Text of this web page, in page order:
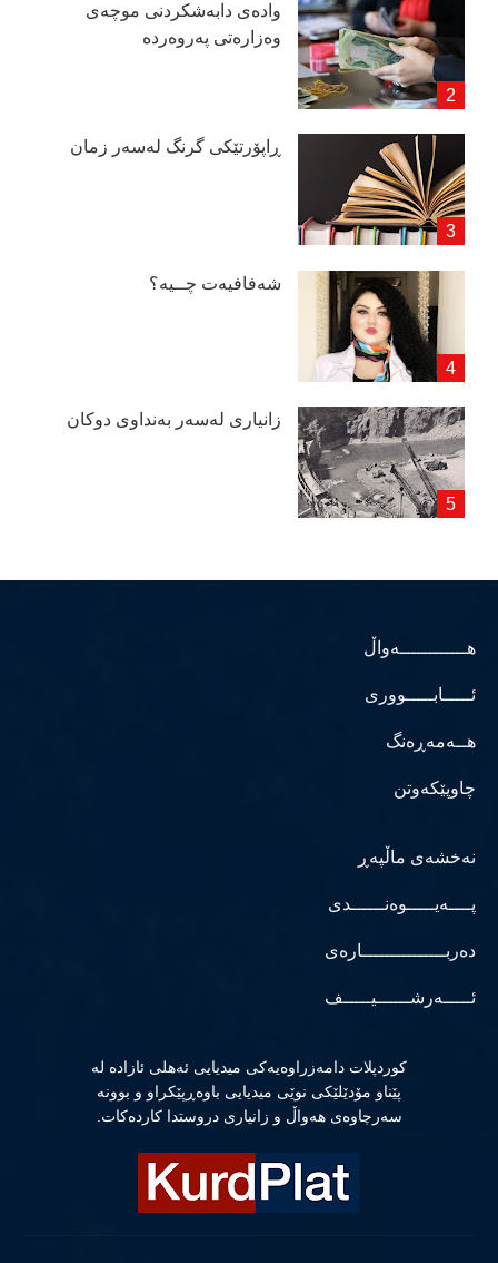
وادەی دابەشكردنی موچەی
وەزارەتی پەروەردە
ڕاپۆرتێكی گرنگ لەسەر زمان
شەفافیەت چــیە؟
زانیاری لەسەر بەنداوی دوكان
هــــــــــــەواڵ
ئـــــابـــــووری
هــەمەڕەنگ
چاوپێکەوتن
نەخشەی ماڵپەڕ
پــــەیـــــوەنــــــدی
دەربـــــــــــــــارەی
ئـــــەرشــــــیـــــف
كوردپلات دامەزراوەیەكی میدیایی ئەهلی ئازادە لە
پێناو مۆدێلێكی نوێی میدیایی باوەڕپێكراو و بوونە
سەرچاوەی هەواڵ و زانیاری دروستدا كاردەكات.